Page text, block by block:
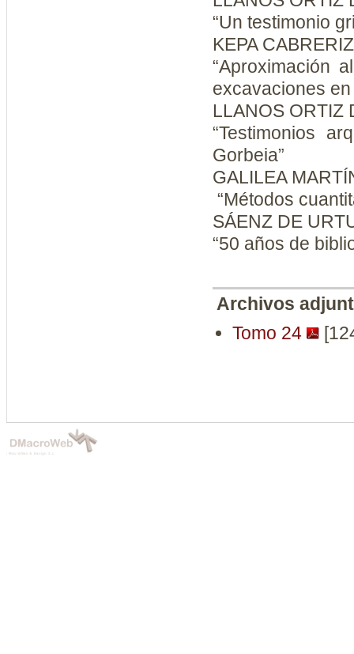
“Un testimonio
KEPA
“Aproximación
excavaciones
LLANOS ORTIZ
“Testimonios
Gorbeia”
GALILEA
“Métodos
SÁENZ DE
“50 años de
Archivos
Tomo 24